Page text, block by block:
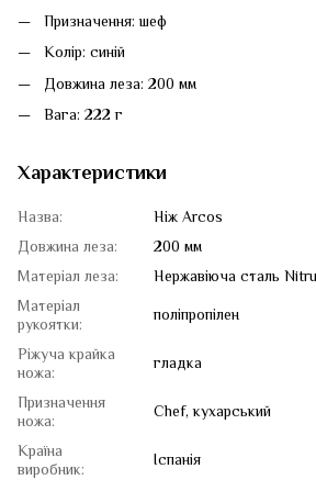
Призначення: шеф
Колір: синій
Довжина леза: 200 мм
Вага: 222 г
Характеристики
Назва:
Ніж Arcos
Довжина леза:
200 мм
Матеріал леза:
Нержавіюча сталь
Матеріал
рукоятки:
поліпропілен
Ріжуча крайка
ножа:
гладка
Призначення
ножа:
Chef, кухарський
Країна
виробник:
Іспанія